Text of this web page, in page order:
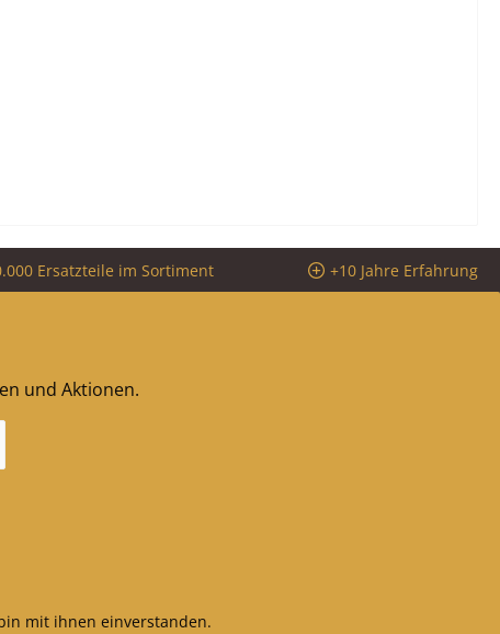
Ersatzteile im Sortiment +10 Jahre Erfahrung
und Aktionen.
mit ihnen einverstanden.